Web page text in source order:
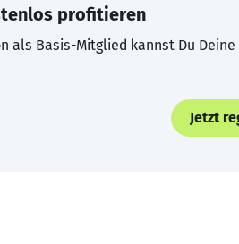
profitieren
als Basis-Mitglied kannst Du
Jetzt